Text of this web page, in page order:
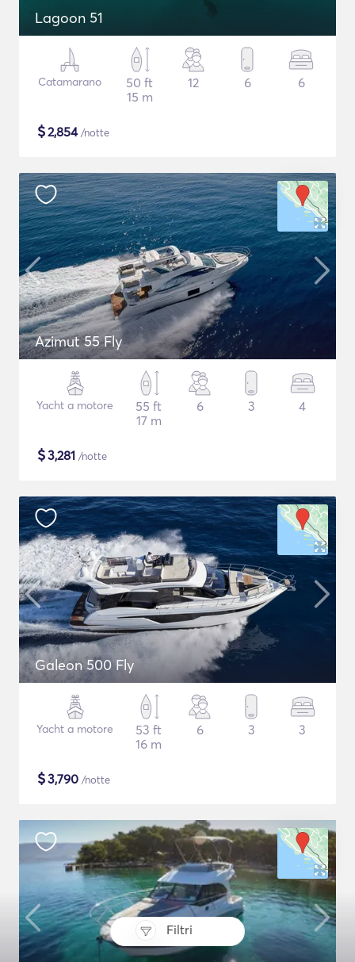
Filtri
Lagoon 51
Catamarano
50 ft
15 m
12 6 6
$2,854/notte
Azimut 55 Fly
Yacht a motore
55 ft
17 m
6 3 4
$3,281 /notte
Galeon 500 Fly
Yacht a motore
53 ft
16 m
6 3 3
$3,790 /notte